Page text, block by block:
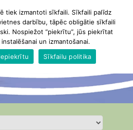
tiek izmantoti sīkfaili. Sīkfaili palīdz
darbību, tāpēc obligātie sīkfaili
Nospiežot “piekrītu”, jūs piekrītat
un izmantošanai.
Sīkfailu politika